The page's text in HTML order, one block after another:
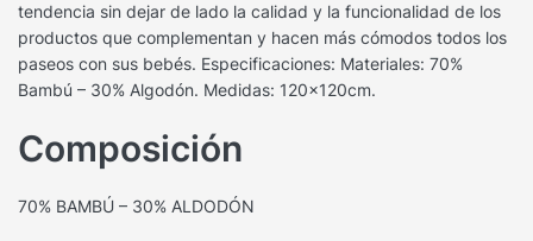
tendencia sin dejar de lado la calidad y la funcionalidad de los
productos que complementan y hacen más cómodos todos los
paseos con sus bebés. Especificaciones: Materiales: 70%
Bambú – 30% Algodón. Medidas: 120x120cm.
Composición
70% BAMBÚ – 30% ALDODÓN